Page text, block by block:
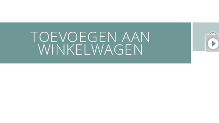
TOEVOEGEN AAN
WINKELWAGEN